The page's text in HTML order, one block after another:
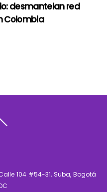
desmantelan red
Colombia
To
104 #54-31, Suba, Bogotá